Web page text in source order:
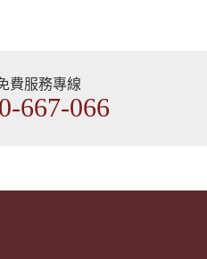
費服務專線
667-066